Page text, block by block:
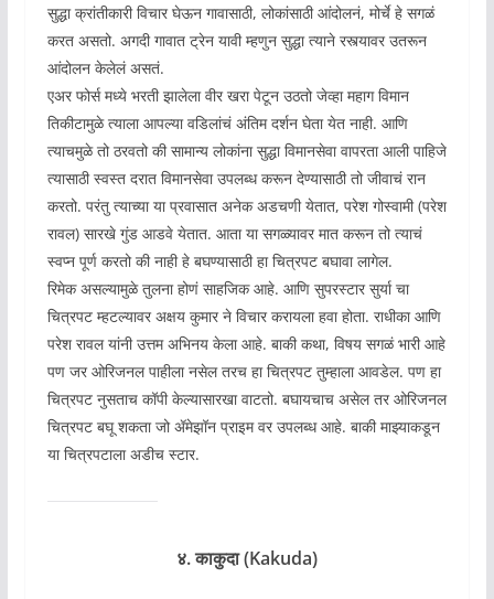
सुद्धा क्रांतीकारी विचार घेऊन गावासाठी, लोकांसाठी आंदोलनं, मोर्चे हे सगळं
करत असतो. अगदी गावात ट्रेन यावी म्हणुन सुद्धा त्याने रस्त्यावर उतरून
आंदोलन केलेलं असतं.
एअर फोर्स मध्ये भरती झालेला वीर खरा पेटून उठतो जेव्हा महाग विमान
तिकीटामुळे त्याला आपल्या वडिलांचं अंतिम दर्शन घेता येत नाही. आणि
त्याचमुळे तो ठरवतो की सामान्य लोकांना सुद्धा विमानसेवा वापरता आली पाहिजे
त्यासाठी स्वस्त दरात विमानसेवा उपलब्ध करून देण्यासाठी तो जीवाचं रान
करतो. परंतु त्याच्या या प्रवासात अनेक अडचणी येतात, परेश गोस्वामी (परेश
रावल) सारखे गुंड आडवे येतात. आता या सगळ्यावर मात करून तो‌ त्याचं
स्वप्न पूर्ण करतो की नाही हे बघण्यासाठी हा चित्रपट बघावा लागेल.
रिमेक असल्यामुळे तुलना होणं साहजिक आहे. आणि सुपरस्टार सुर्या चा
चित्रपट म्हटल्यावर अक्षय कुमार ने विचार करायला हवा होता. राधीका आणि
परेश रावल यांनी उत्तम अभिनय केला आहे. बाकी कथा, विषय सगळं भारी आहे
पण जर ओरिजनल पाहीला नसेल तरच हा चित्रपट तुम्हाला आवडेल. पण हा
चित्रपट नुसताच कॉपी केल्यासारखा वाटतो. बघायचाच असेल तर ओरिजनल
चित्रपट बघू शकता जो ॲमेझॉन प्राइम वर उपलब्ध आहे. बाकी माझ्याकडून
या चित्रपटाला अडीच स्टार.
४. काकुदा (Kakuda)